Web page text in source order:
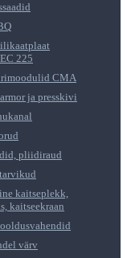
225
CMA
ja presskivi
pliidiraud
kaitseplekk,
kaitseekraan
värv